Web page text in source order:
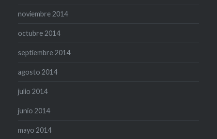
noviembre 2014
octubre 2014
septiembre 2014
agosto 2014
julio 2014
junio 2014
mayo 2014